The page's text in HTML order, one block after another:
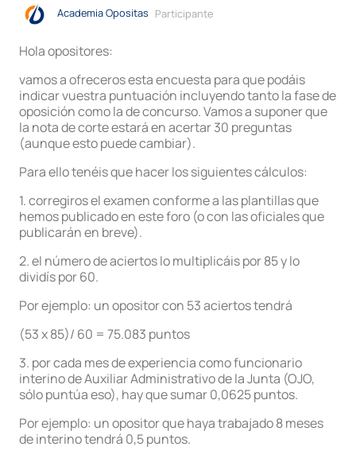
Academia Opositas Participante
Hola opositores:
vamos a ofreceros esta encuesta para que podáis
indicar vuestra puntuación incluyendo tanto la fase de
oposición como la de concurso. Vamos a suponer que
la nota de corte estará en acertar 30 preguntas
(aunque esto puede cambiar).
Para ello tenéis que hacer los siguientes cálculos:
1. corregiros el examen conforme a las plantillas que
hemos publicado en este foro (o con las oficiales que
publicarán en breve).
2. el número de aciertos lo multiplicáis por 85 y lo
dividís por 60.
Por ejemplo: un opositor con 53 aciertos tendrá
(53 x 85)/ 60 = 75.083 puntos
3. por cada mes de experiencia como funcionario
interino de Auxiliar Administrativo de la Junta (OJO,
sólo puntúa eso), hay que sumar 0,0625 puntos.
Por ejemplo: un opositor que haya trabajado 8 meses
de interino tendrá 0,5 puntos.